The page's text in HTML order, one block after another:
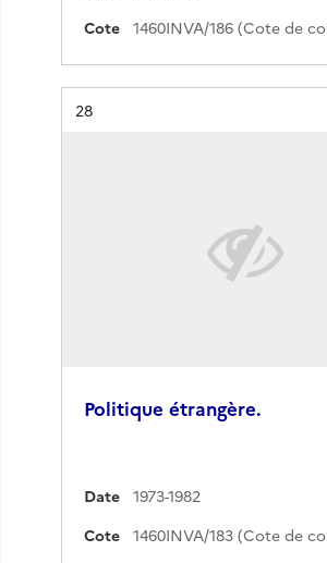
Cote
Résultat n°
28
Politique étrangère.
Date
1973-1982
Cote